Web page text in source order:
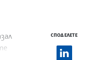
СПОДЕЛЕТЕ